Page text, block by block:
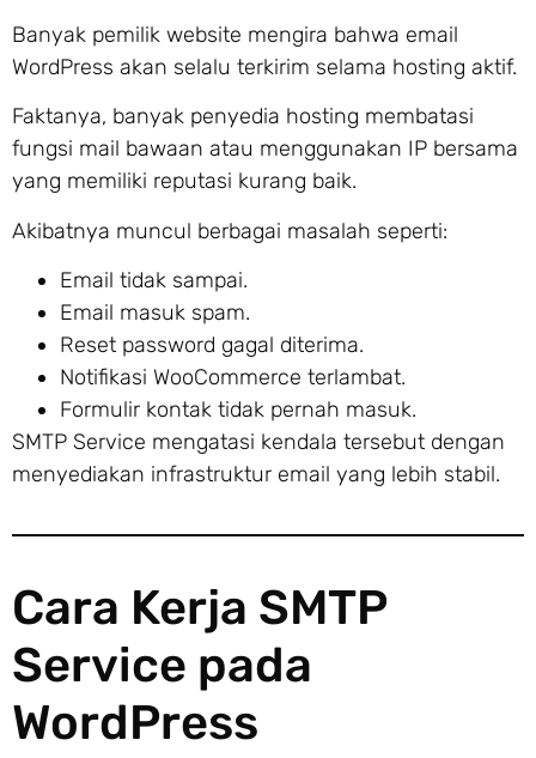
Banyak pemilik website mengira bahwa email
WordPress akan selalu terkirim selama hosting aktif.
Faktanya, banyak penyedia hosting membatasi
fungsi mail bawaan atau menggunakan IP bersama
yang memiliki reputasi kurang baik.
Akibatnya muncul berbagai masalah seperti:
Email tidak sampai.
Email masuk spam.
Reset password gagal diterima.
Notifikasi WooCommerce terlambat.
Formulir kontak tidak pernah masuk.
SMTP Service mengatasi kendala tersebut dengan
menyediakan infrastruktur email yang lebih stabil.
Cara Kerja SMTP
Service pada
WordPress